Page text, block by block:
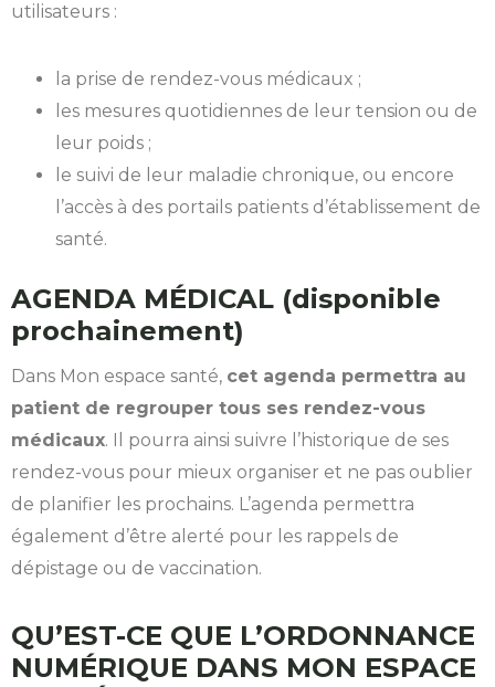
utilisateurs :
la prise de rendez-vous médicaux ;
les mesures quotidiennes de leur tension ou de
leur poids ;
le suivi de leur maladie chronique, ou encore
l’accès à des portails patients d’établissement de
santé.
AGENDA MÉDICAL (disponible
prochainement)
Dans Mon espace santé, cet agenda permettra au
patient de regrouper tous ses rendez-vous
médicaux. Il pourra ainsi suivre l’historique de ses
rendez-vous pour mieux organiser et ne pas oublier
de planifier les prochains. L’agenda permettra
également d’être alerté pour les rappels de
dépistage ou de vaccination.
QU’EST-CE QUE L’ORDONNANCE
NUMÉRIQUE DANS MON ESPACE